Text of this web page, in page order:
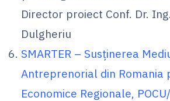
Director proiect Conf. Dr.
Dulgheriu
SMARTER – Susținerea
Antreprenorial din Romania
Economice Regionale, POCU/